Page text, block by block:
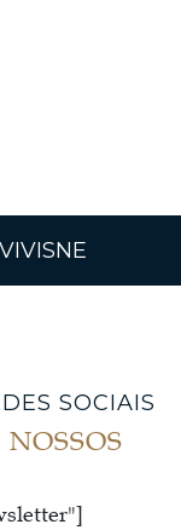
VIVISNE
SOCIAIS